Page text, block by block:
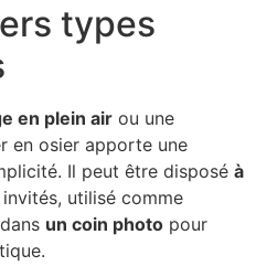
types
en plein air ou une
en osier apporte une
Il peut être disposé à
utilisé comme
un coin photo pour